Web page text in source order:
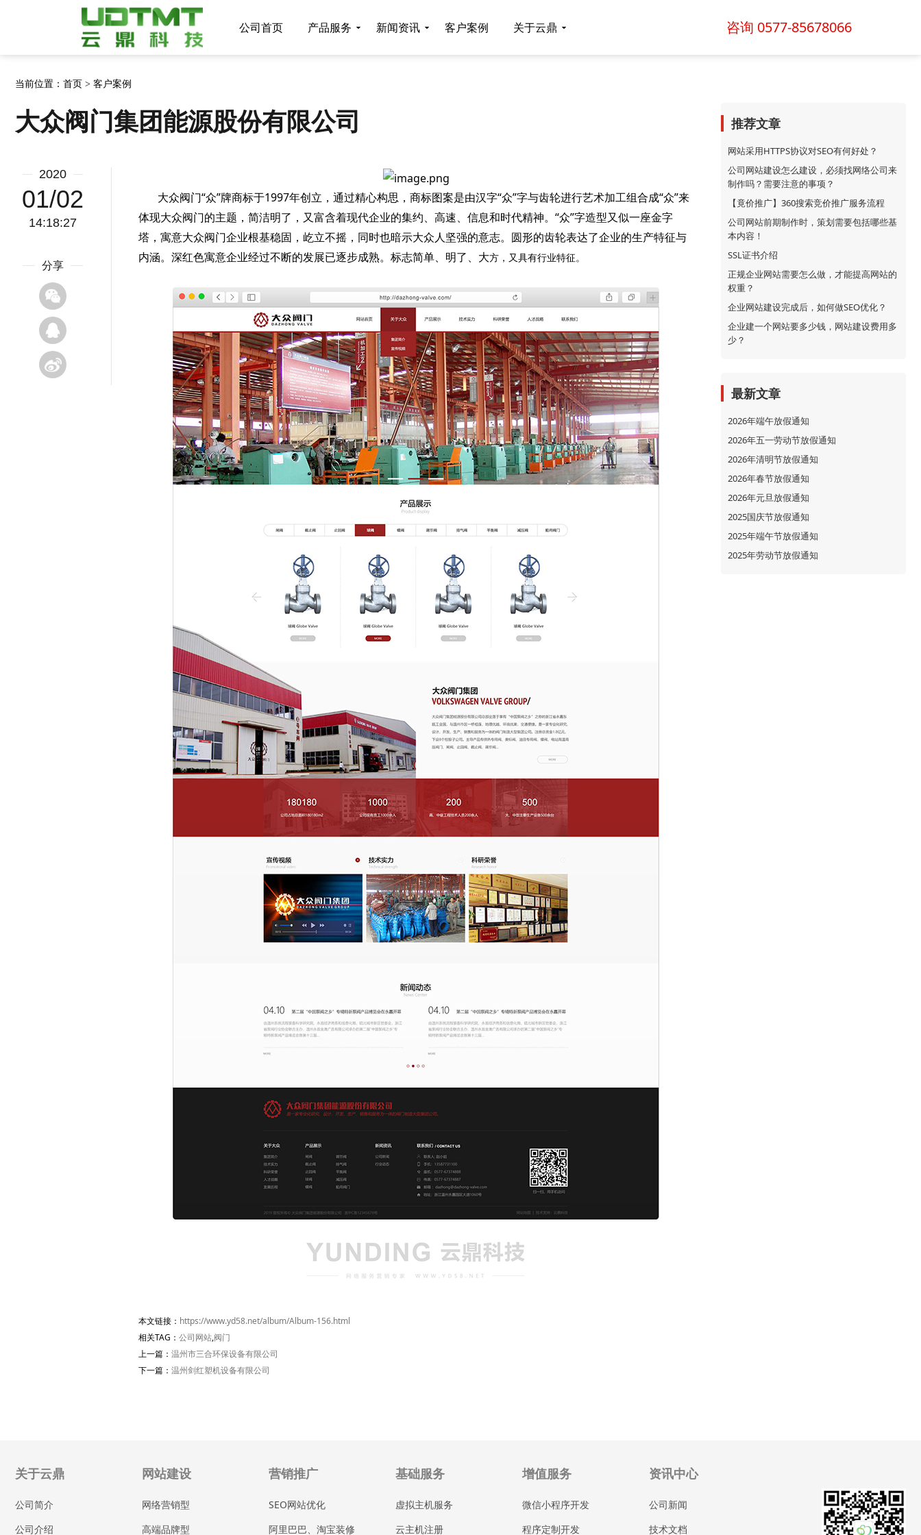
公司首页 产品服务 新闻资讯 客户案例 关于云鼎 咨询 0577-85678066
当前位置： 首页 > 客户案例
大众阀门集团能源股份有限公司
2020
01/02
14:18:27
分享
大众阀门“众”牌商标于1997年创立，通过精心构思，商标图案是由汉字“众”字与齿轮进行艺术加工组合成“众”来
体现大众阀门的主题，简洁明了，又富含着现代企业的集约、高速、信息和时代精神。“众”字造型又似一座金字
塔，寓意大众阀门企业根基稳固，屹立不摇，同时也暗示大众人坚强的意志。圆形的齿轮表达了企业的生产特征与
内涵。深红色寓意企业经过不断的发展已逐步成熟。标志简单、明了、大方，又具有行业特征。
本文链接： https://www.yd58.net/album/Album-156.html
相关TAG： 公司网站,阀门
上一篇： 温州市三合环保设备有限公司
下一篇： 温州剑红塑机设备有限公司
推荐文章
网站采用HTTPS协议对SEO有何好处？
公司网站建设怎么建设，必须找网络公司来
制作吗？需要注意的事项？
【竟价推广】360搜索竞价推广服务流程
公司网站前期制作时，策划需要包括哪些基
本内容！
SSL证书介绍
正规企业网站需要怎么做，才能提高网站的
权重？
企业网站建设完成后，如何做SEO优化？
企业建一个网站要多少钱，网站建设费用多
少？
最新文章
2026年端午放假通知
2026年五一劳动节放假通知
2026年清明节放假通知
2026年春节放假通知
2026年元旦放假通知
2025国庆节放假通知
2025年端午节放假通知
2025年劳动节放假通知
关于云鼎
公司简介
公司介绍
网站建设
网络营销型
高端品牌型
营销推广
SEO网站优化
阿里巴巴、淘宝装修
基础服务
虚拟主机服务
云主机注册
增值服务
微信小程序开发
程序定制开发
资讯中心
公司新闻
技术文档